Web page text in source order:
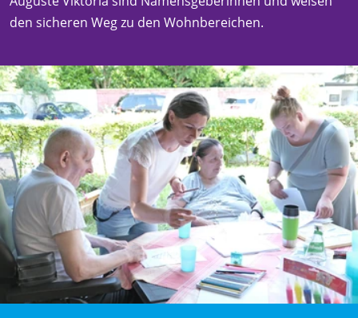
den sicheren Weg zu den Wohnbereichen.